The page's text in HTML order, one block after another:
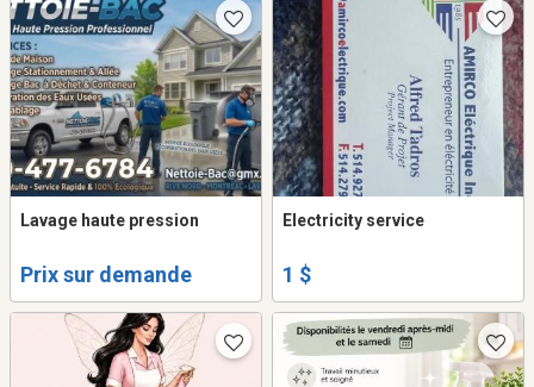
Lavage haute pression
Prix sur demande
Electricity service
1 $